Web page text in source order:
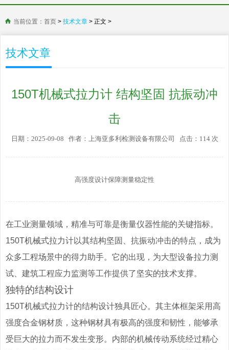
当前位置： 首页 > 技术文章 > 正文 >
技术文章
150T机械式拉力计 结构坚固 抗振动冲
击
日期：2025-09-08 作者：上海亚多利检测设备有限公司 点击：114 次
高强度设计保障测量稳定性
在工业测量领域，精准与可靠是衡量仪器性能的关键指标。
150T机械式拉力计以其结构坚固、抗振动冲击的特点，成为
众多工程场景中的得力助手。它的出现，为大型设备拉力测
试、建筑工程应力监测等工作提供了坚实的技术支撑。
独特的结构设计
150T机械式拉力计的结构设计独具匠心。其主体框架采用高
强度合金钢材质，这种钢材具有极高的强度和韧性，能够承
受巨大的拉力而不发生变形。内部的机械传动系统经过精心